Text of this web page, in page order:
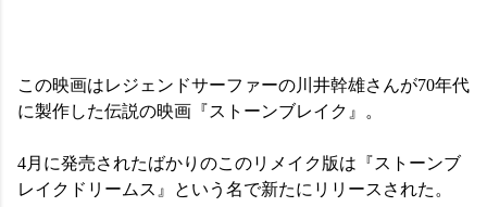
この映画はレジェンドサーファーの川井幹雄さんが70年代
に製作した伝説の映画『ストーンブレイク』。
4月に発売されたばかりのこのリメイク版は『ストーンブ
レイクドリームス』という名で新たにリリースされた。